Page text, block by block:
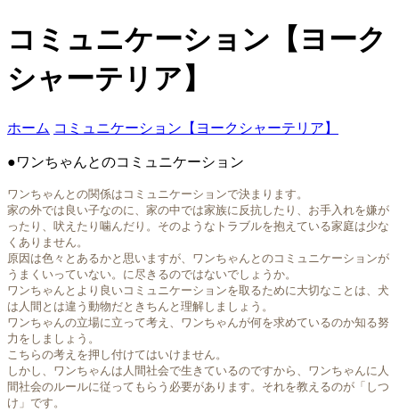
象:
コミュニケーション【ヨーク
シャーテリア】
ホーム コミュニケーション【ヨークシャーテリア】
●ワンちゃんとのコミュニケーション
ワンちゃんとの関係はコミュニケーションで決まります。
家の外では良い子なのに、家の中では家族に反抗したり、お手入れを嫌が
ったり、吠えたり噛んだり。そのようなトラブルを抱えている家庭は少な
くありません。
原因は色々とあるかと思いますが、ワンちゃんとのコミュニケーションが
うまくいっていない。に尽きるのではないでしょうか。
ワンちゃんとより良いコミュニケーションを取るために大切なことは、犬
は人間とは違う動物だときちんと理解しましょう。
ワンちゃんの立場に立って考え、ワンちゃんが何を求めているのか知る努
力をしましょう。
こちらの考えを押し付けてはいけません。
しかし、ワンちゃんは人間社会で生きているのですから、ワンちゃんに人
間社会のルールに従ってもらう必要があります。それを教えるのが「しつ
け」です。